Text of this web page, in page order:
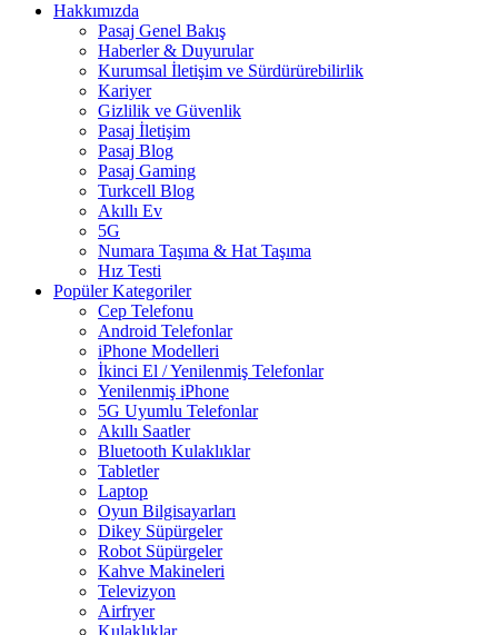
Hakkımızda
Pasaj Genel Bakış
Haberler & Duyurular
Kurumsal İletişim ve Sürdürürebilirlik
Kariyer
Gizlilik ve Güvenlik
Pasaj İletişim
Pasaj Blog
Pasaj Gaming
Turkcell Blog
Akıllı Ev
5G
Numara Taşıma & Hat Taşıma
Hız Testi
Popüler Kategoriler
Cep Telefonu
Android Telefonlar
iPhone Modelleri
İkinci El / Yenilenmiş Telefonlar
Yenilenmiş iPhone
5G Uyumlu Telefonlar
Akıllı Saatler
Bluetooth Kulaklıklar
Tabletler
Laptop
Oyun Bilgisayarları
Dikey Süpürgeler
Robot Süpürgeler
Kahve Makineleri
Televizyon
Airfryer
Kulaklıklar